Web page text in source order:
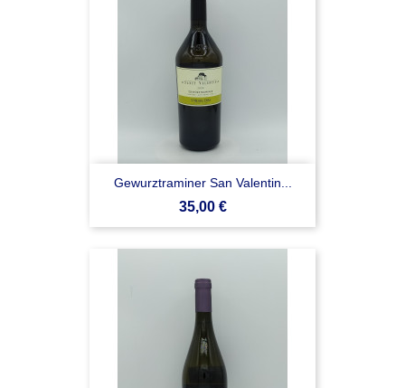
Gewurztraminer San Valentin...
Prezzo
35,00 €